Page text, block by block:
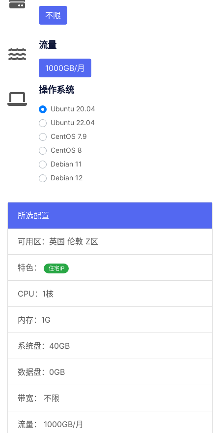
不限
流量
1000GB/月
操作系统
Ubuntu 20.04
Ubuntu 22.04
CentOS 7.9
CentOS 8
Debian 11
Debian 12
所选配置
可用区：英国 伦敦 Z区
特色： 住宅IP
CPU：1核
内存：1G
系统盘： 40GB
数据盘： 0GB
带宽： 不限
流量： 1000GB/月